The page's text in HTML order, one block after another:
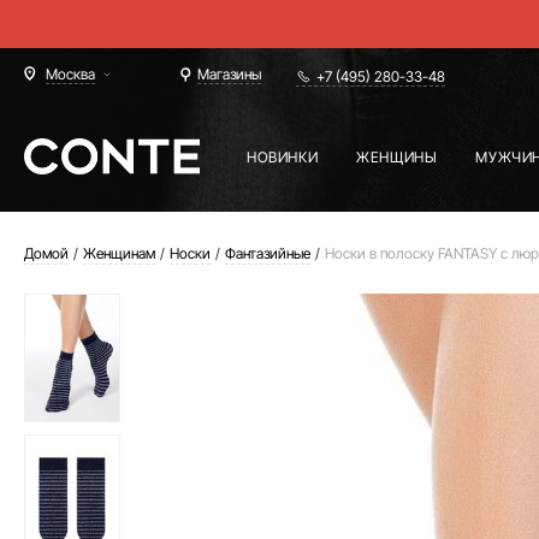
Москва Магазины +7 (495) 280-33-48
НОВИНКИ ЖЕНЩИНЫ
Домой Женщинам Носки Фантазийные Носки в полоску FANTASY с